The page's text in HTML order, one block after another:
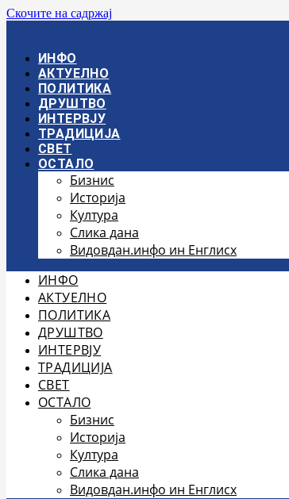
Скочите на садржај
ИНФО
АКТУЕЛНО
ПОЛИТИКА
ДРУШТВО
ИНТЕРВЈУ
ТРАДИЦИЈА
СВЕТ
ОСТАЛО
Бизнис
Историја
Култура
Слика дана
Видовдан.инфо ин Енглисх
ИНФО
АКТУЕЛНО
ПОЛИТИКА
ДРУШТВО
ИНТЕРВЈУ
ТРАДИЦИЈА
СВЕТ
ОСТАЛО
Бизнис
Историја
Култура
Слика дана
Видовдан.инфо ин Енглисх